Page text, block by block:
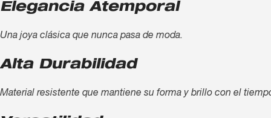
Elegancia Atemporal
Una joya clásica que nunca pasa de moda.
Alta Durabilidad
Material resistente que mantiene su forma y brillo con el